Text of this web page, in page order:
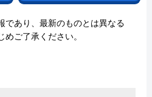
あり、最新のものとは異なる
ご了承ください。